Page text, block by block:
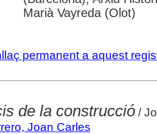
Marià Vayreda (Olot)
permanent a aquest
de la construcció/
Joan Carles